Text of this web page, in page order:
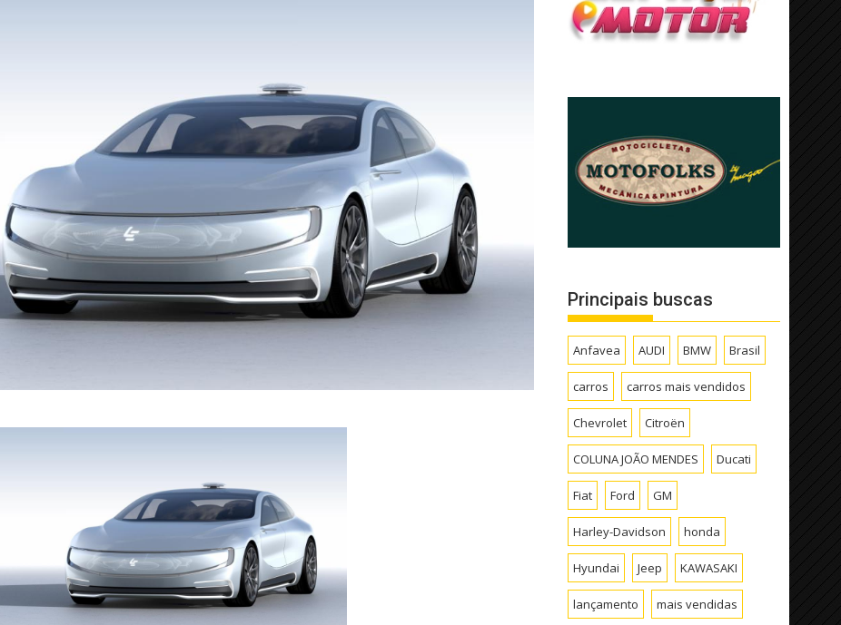
Principais buscas
Anfavea AUDI BMW Brasil
carros carros mais vendidos
Chevrolet Citroën
COLUNA JOÃO MENDES Ducati
Fiat Ford GM
Harley-Davidson honda
Hyundai Jeep KAWASAKI
lançamento mais vendidas